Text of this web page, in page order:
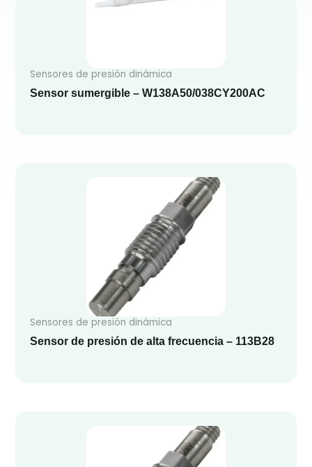
Sensores de presión dinámica
Sensor sumergible – W138A50/038CY200AC
Sensores de presión dinámica
Sensor de presión de alta frecuencia – 113B28